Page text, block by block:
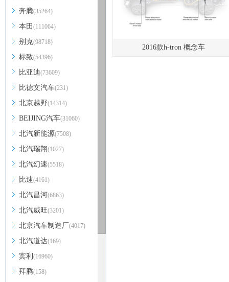
奔腾(35264)
本田 (111064)
别克(98718)
标致(54396)
比亚迪(73609)
比德文汽车(231)
北京越野(14314)
BEIJING汽车(31060)
北汽新能源(7508)
北汽瑞翔(1027)
北汽幻速(5518)
比速(4161)
北汽昌河(6863)
北汽威旺(3201)
北京汽车制造厂(4017)
北汽道达(169)
宾利 (16960)
拜腾(158)
2016款h-tron 概念车